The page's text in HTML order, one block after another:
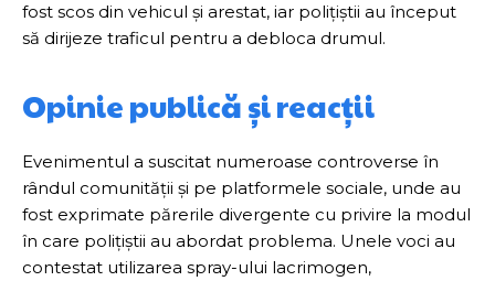
fost scos din vehicul și arestat, iar polițiștii au început
să dirijeze traficul pentru a debloca drumul.
Opinie publică și reacții
Evenimentul a suscitat numeroase controverse în
rândul comunității și pe platformele sociale, unde au
fost exprimate părerile divergente cu privire la modul
în care polițiștii au abordat problema. Unele voci au
contestat utilizarea spray-ului lacrimogen,